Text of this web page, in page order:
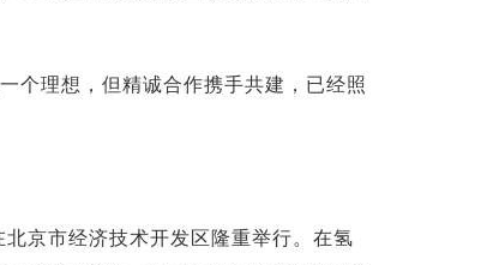
个理想，但精诚合作携手共建，已经照
京市经济技术开发区隆重举行。在氢